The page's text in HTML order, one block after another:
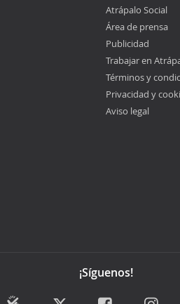
Atrápalo Social
Área de prensa
Publicidad
Trabajar en
Términos y
Privacidad y
Aviso legal
¡Síguenos!